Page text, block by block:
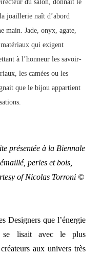
du salon, donnait le
joaillerie naît d’abord
main. Jade, onyx, agate,
qui exigent
à l’honneur les savoir-
les camées ou les
que le bijou appartient
présentée à la Biennale
perles et bois,
of Nicolas Torroni ©
Designers que l’énergie
se lisait avec le plus
aux univers très